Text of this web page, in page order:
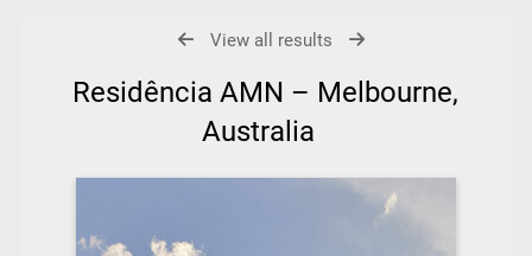
View all results
Residência AMN – Melbourne,
Australia